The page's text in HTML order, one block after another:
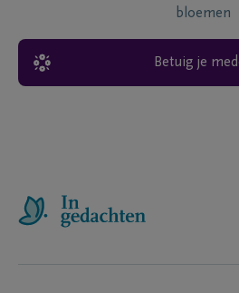
bloemen
Betuig je